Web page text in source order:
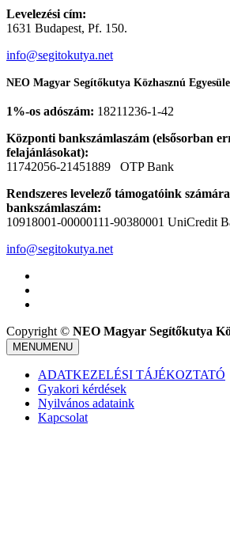
Levelezési cím:
1631 Budapest, Pf. 150.
info@segitokutya.net
NEO Magyar Segítőkutya Közhasznú
1%-os adószám: 18211236-1-42
Központi bankszámlaszám (elsősorban
felajánlásokat):
11742056-21451889 OTP Bank
Rendszeres levelező támogatóink
bankszámlaszám:
10918001-00000111-90380001 UniCredit
info@segitokutya.net
Copyright © NEO Magyar Segítőkutya
MENUMENU
ADATKEZELÉSI TÁJÉKOZTATÓ
Gyakori kérdések
Nyilvános adataink
Kapcsolat